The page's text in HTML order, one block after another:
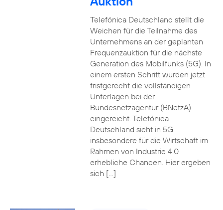
Telefónica Deutschland stellt die
Weichen für die Teilnahme des
Unternehmens an der geplanten
Frequenzauktion für die nächste
Generation des Mobilfunks (5G). In
einem ersten Schritt wurden jetzt
fristgerecht die vollständigen
Unterlagen bei der
Bundesnetzagentur (BNetzA)
eingereicht. Telefónica
Deutschland sieht in 5G
insbesondere für die Wirtschaft im
Rahmen von Industrie 4.0
erhebliche Chancen. Hier ergeben
sich […]